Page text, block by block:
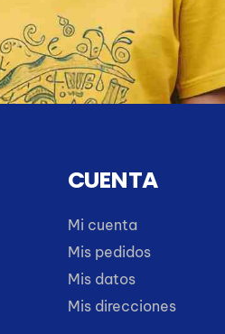
CUENTA
Mi cuenta
Mis pedidos
Mis datos
Mis direcciones